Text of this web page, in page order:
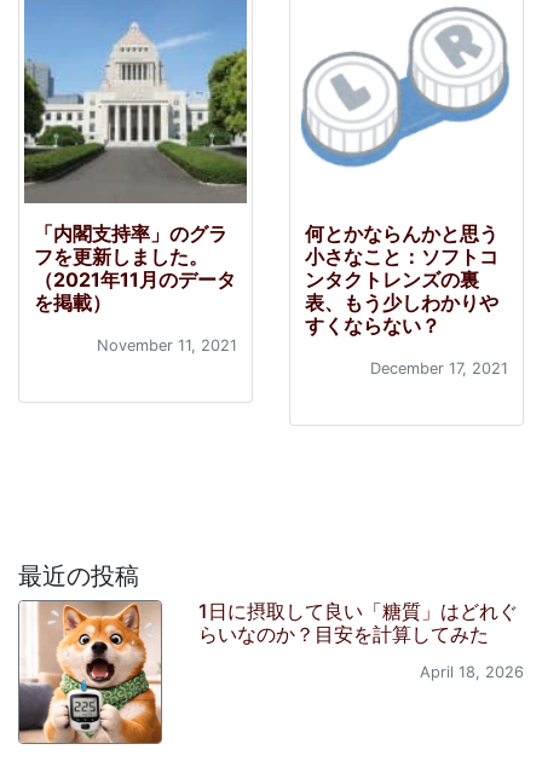
「内閣支持率」のグラ
フを更新しました。
（2021年11月のデータ
を掲載）
November 11, 2021
何とかならんかと思う
小さなこと：ソフトコ
ンタクトレンズの裏
表、もう少しわかりや
すくならない？
December 17, 2021
最近の投稿
1日に摂取して良い「糖質」はどれぐ
らいなのか？目安を計算してみた
April 18, 2026